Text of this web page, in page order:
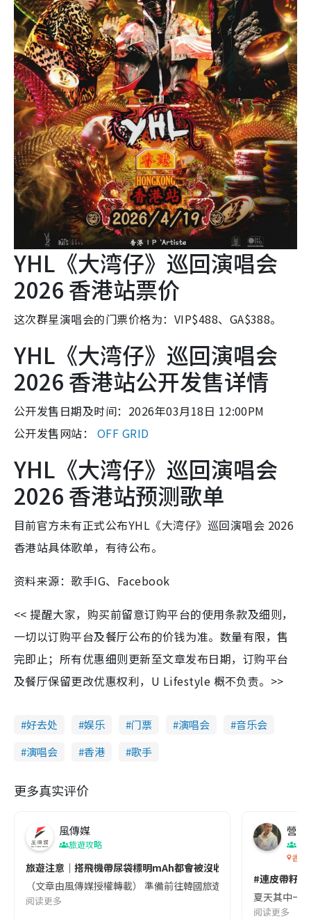
YHL《大湾仔》巡回演唱会
2026 香港站票价
这次群星演唱会的门票价格为：VIP$488、GA$388。
YHL《大湾仔》巡回演唱会
2026 香港站公开发售详情
公开发售日期及时间：2026年03月18日 12:00PM
公开发售网站： OFF GRID
YHL《大湾仔》巡回演唱会
2026 香港站预测歌单
目前官方未有正式公布YHL《大湾仔》巡回演唱会 2026
香港站具体歌单，有待公布。
资料来源：歌手IG、Facebook
<< 提醒大家，购买前留意订购平台的使用条款及细则，
一切以订购平台及餐厅公布的价钱为准。数量有限，售
完即止；所有优惠细则更新至文章发布日期，订购平台
及餐厅保留更改优惠权利，U Lifestyle 概不负责。>>
好去处 娱乐 门票 演唱会
音乐会
演唱会
香港 歌手
更多真实评价
風傳媒
旅遊攻略
旅遊注意｜搭飛機帶尿袋標明mAh都會被沒收😱出發前切記檢查
（文章由風傳媒授權轉載） 準備前往韓國旅遊的民眾，近期要
阅读更多
營養
香港
#連皮帶籽
夏天其中一
阅读更多